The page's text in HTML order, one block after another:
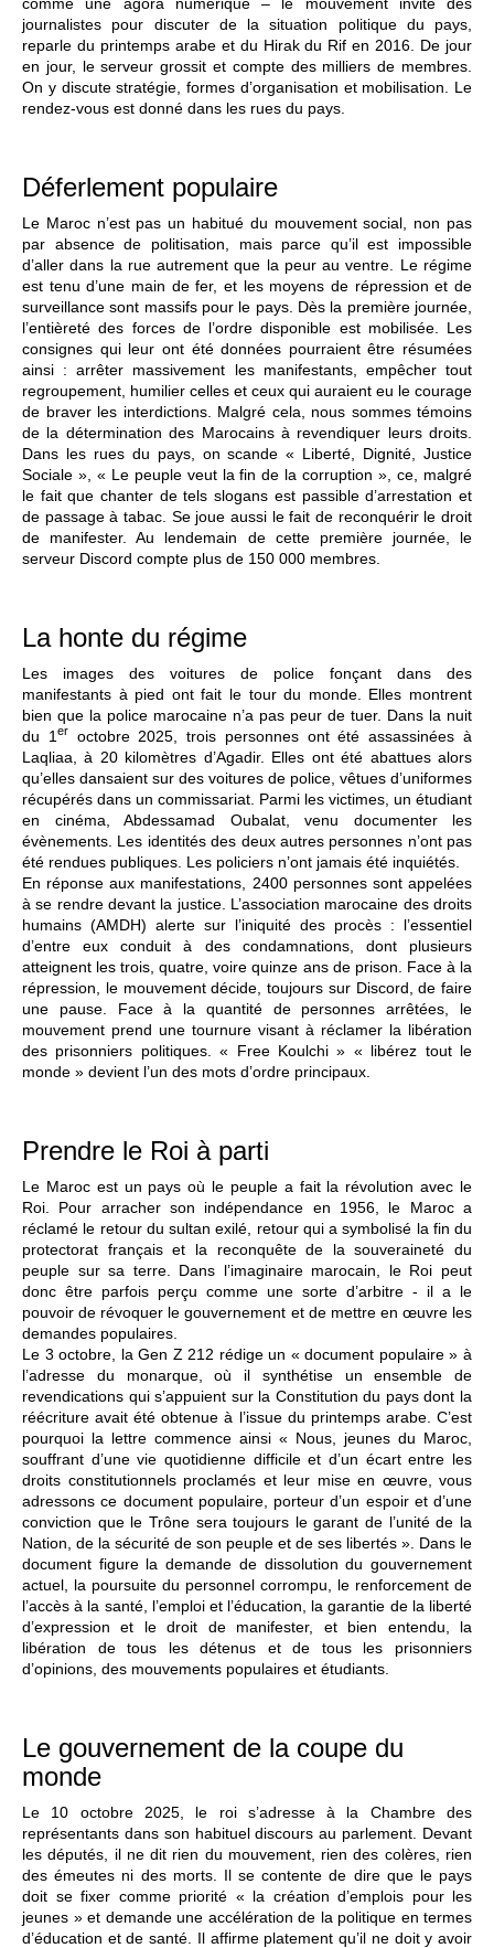
journalistes pour discuter de la situation politique du pays,
reparle du printemps arabe et du Hirak du Rif en 2016. De jour
en jour, le serveur grossit et compte des milliers de membres.
On y discute stratégie, formes d’organisation et mobilisation. Le
rendez-vous est donné dans les rues du pays.
Déferlement populaire
Le Maroc n’est pas un habitué du mouvement social, non pas
par absence de politisation, mais parce qu’il est impossible
d’aller dans la rue autrement que la peur au ventre. Le régime
est tenu d’une main de fer, et les moyens de répression et de
surveillance sont massifs pour le pays. Dès la première journée,
l’entièreté des forces de l’ordre disponible est mobilisée. Les
consignes qui leur ont été données pourraient être résumées
ainsi : arrêter massivement les manifestants, empêcher tout
regroupement, humilier celles et ceux qui auraient eu le courage
de braver les interdictions. Malgré cela, nous sommes témoins
de la détermination des Marocains à revendiquer leurs droits.
Dans les rues du pays, on scande « Liberté, Dignité, Justice
Sociale », « Le peuple veut la fin de la corruption », ce, malgré
le fait que chanter de tels slogans est passible d’arrestation et
de passage à tabac. Se joue aussi le fait de reconquérir le droit
de manifester. Au lendemain de cette première journée, le
serveur Discord compte plus de 150 000 membres.
La honte du régime
Les images des voitures de police fonçant dans des
manifestants à pied ont fait le tour du monde. Elles montrent
bien que la police marocaine n’a pas peur de tuer. Dans la nuit
du 1 er
octobre 2025, trois personnes ont été assassinées à
Laqliaa, à 20 kilomètres d’Agadir. Elles ont été abattues alors
qu’elles dansaient sur des voitures de police, vêtues d’uniformes
récupérés dans un commissariat. Parmi les victimes, un étudiant
en cinéma, Abdessamad Oubalat, venu documenter les
évènements. Les identités des deux autres personnes n’ont pas
été rendues publiques. Les policiers n’ont jamais été inquiétés.
En réponse aux manifestations, 2400 personnes sont appelées
à se rendre devant la justice. L’association marocaine des droits
humains (AMDH) alerte sur l’iniquité des procès : l’essentiel
d’entre eux conduit à des condamnations, dont plusieurs
atteignent les trois, quatre, voire quinze ans de prison. Face à la
répression, le mouvement décide, toujours sur Discord, de faire
une pause. Face à la quantité de personnes arrêtées, le
mouvement prend une tournure visant à réclamer la libération
des prisonniers politiques. « Free Koulchi » « libérez tout le
monde » devient l’un des mots d’ordre principaux.
Prendre le Roi à parti
Le Maroc est un pays où le peuple a fait la révolution avec le
Roi. Pour arracher son indépendance en 1956, le Maroc a
réclamé le retour du sultan exilé, retour qui a symbolisé la fin du
protectorat français et la reconquête de la souveraineté du
peuple sur sa terre. Dans l’imaginaire marocain, le Roi peut
donc être parfois perçu comme une sorte d’arbitre - il a le
pouvoir de révoquer le gouvernement et de mettre en œuvre les
demandes populaires.
Le 3 octobre, la Gen Z 212 rédige un « document populaire » à
l’adresse du monarque, où il synthétise un ensemble de
revendications qui s’appuient sur la Constitution du pays dont la
réécriture avait été obtenue à l’issue du printemps arabe. C’est
pourquoi la lettre commence ainsi « Nous, jeunes du Maroc,
souffrant d’une vie quotidienne difficile et d’un écart entre les
droits constitutionnels proclamés et leur mise en œuvre, vous
adressons ce document populaire, porteur d’un espoir et d’une
conviction que le Trône sera toujours le garant de l’unité de la
Nation, de la sécurité de son peuple et de ses libertés ». Dans le
document figure la demande de dissolution du gouvernement
actuel, la poursuite du personnel corrompu, le renforcement de
l’accès à la santé, l’emploi et l’éducation, la garantie de la liberté
d’expression et le droit de manifester, et bien entendu, la
libération de tous les détenus et de tous les prisonniers
d’opinions, des mouvements populaires et étudiants.
Le gouvernement de la coupe du
monde
Le 10 octobre 2025, le roi s’adresse à la Chambre des
représentants dans son habituel discours au parlement. Devant
les députés, il ne dit rien du mouvement, rien des colères, rien
des émeutes ni des morts. Il se contente de dire que le pays
doit se fixer comme priorité « la création d’emplois pour les
jeunes » et demande une accélération de la politique en termes
d’éducation et de santé. Il affirme platement qu’il ne doit y avoir